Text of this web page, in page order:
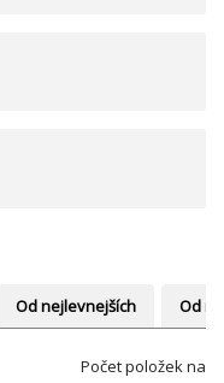
Od nejlevnejších Od
Počet položek na